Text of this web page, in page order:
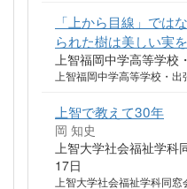
「上から目線」では
られた樹は美しい実
上智福岡中学高等学
上智福岡中学高等学校・出
上智で教えて30年
岡 知史
上智大学社会福祉学
17日
上智大学社会福祉学科同